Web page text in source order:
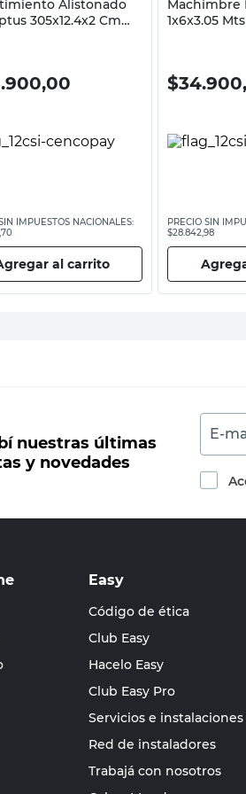
Alistonado
305x12.4x2 Cm
IMPUESTOS NACIONALES:
al carrito
Machimbre
1x6x3.05 Mts
$
PRECIO SIN
$28.842,98
nuestras últimas
y novedades
E-
Easy
Código de ética
Club Easy
Hacelo Easy
Club Easy Pro
Servicios e instalaciones
Red de instaladores
Trabajá con nosotros